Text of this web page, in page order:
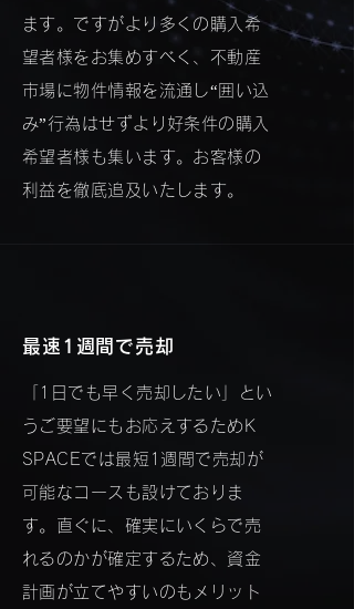
ます。ですがより多くの購入希
望者様をお集めすべく、不動産
市場に物件情報を流通し“囲い込
み”行為はせずより好条件の購入
希望者様も集います。お客様の
利益を徹底追及いたします。
​最速1週間で売却
「1日でも早く売却したい」とい
うご要望にもお応えするためK
SPACEでは最短1週間で売却が
可能なコースも設けておりま
す。直ぐに、確実にいくらで売
れるのかが確定するため、 資金
計画が立てやすいのもメリット